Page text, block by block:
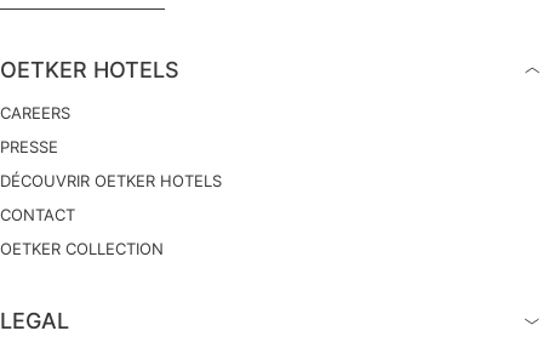
OETKER HOTELS
CAREERS
PRESSE
DÉCOUVRIR OETKER HOTELS
CONTACT
OETKER COLLECTION
LEGAL